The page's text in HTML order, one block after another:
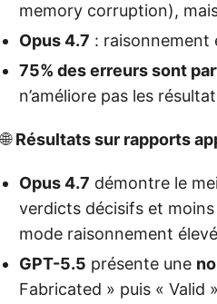
memory corruption),
Opus 4.7 : raisonnement
75% des erreurs sont
n’améliore pas les
🌐Résultats sur rapports
Opus 4.7 démontre le
verdicts décisifs et moins
mode raisonnement
GPT-5.5 présente une
Fabricated » puis « Valid